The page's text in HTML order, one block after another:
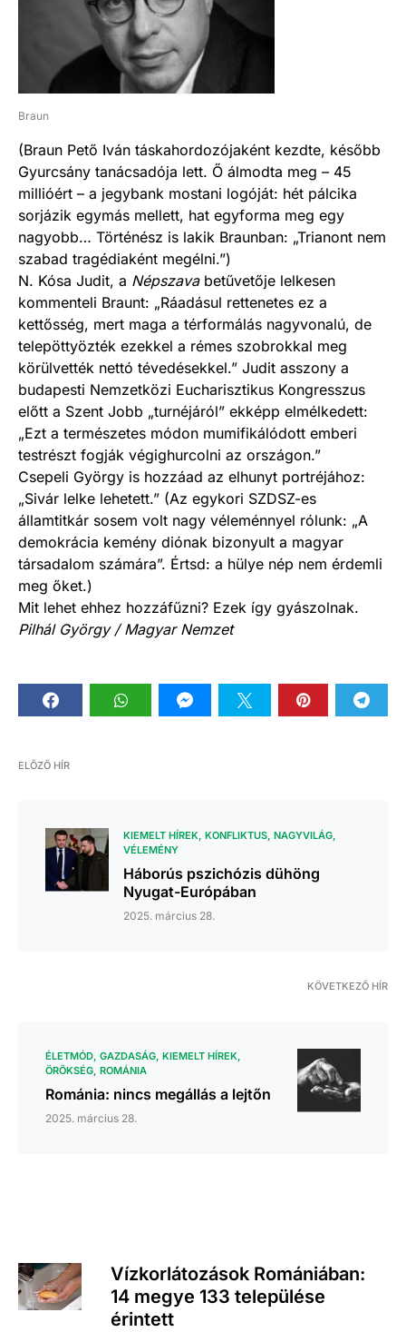
Braun
(Braun Pető Iván táskahordozójaként kezdte, később
Gyurcsány tanácsadója lett. Ő álmodta meg – 45
millióért – a jegybank mostani logóját: hét pálcika
sorjázik egymás mellett, hat egyforma meg egy
nagyobb… Történész is lakik Braunban: „Trianont nem
szabad tragédiaként megélni.”)
N. Kósa Judit, a Népszavabetűvetője lelkesen
kommenteli Braunt: „Ráadásul rettenetes ez a
kettősség, mert maga a térformálás nagyvonalú, de
telepöttyözték ezekkel a rémes szobrokkal meg
körülvették nettó tévedésekkel.” Judit asszony a
budapesti Nemzetközi Eucharisztikus Kongresszus
előtt a Szent Jobb „turnéjáról” ekképp elmélkedett:
„Ezt a természetes módon mumifikálódott emberi
testrészt fogják végighurcolni az országon.”
Csepeli György is hozzáad az elhunyt portréjához:
„Sivár lelke lehetett.” (Az egykori SZDSZ-es
államtitkár sosem volt nagy véleménnyel rólunk: „A
demokrácia kemény diónak bizonyult a magyar
társadalom számára”. Értsd: a hülye nép nem érdemli
meg őket.)
Mit lehet ehhez hozzáfűzni? Ezek így gyászolnak.
Pilhál György / Magyar Nemzet
ELŐZŐ HÍR
KIEMELT HÍREK KONFLIKTUS NAGYVILÁG
VÉLEMÉNY
Háborús pszichózis dühöng
Nyugat-Európában
2025. március 28.
KÖVETKEZŐ HÍR
ÉLETMÓD GAZDASÁG KIEMELT HÍREK
ÖRÖKSÉG ROMÁNIA
Románia: nincs megállás a lejtőn
2025. március 28.
Vízkorlátozások Romániában:
14 megye 133 települése
érintett